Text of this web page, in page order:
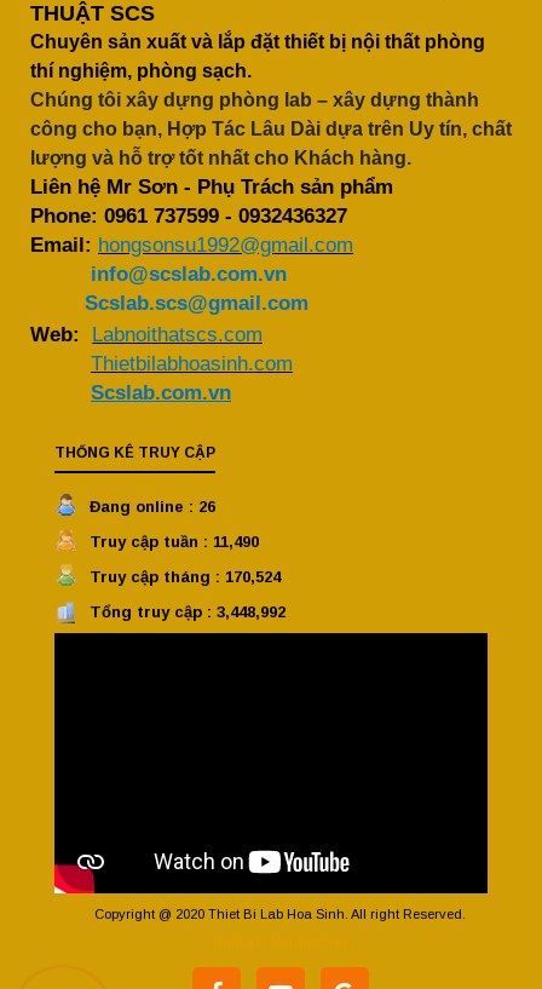
THUẬT SCS
Chuyên sản xuất và lắp đặt thiết bị nội thất phòng
thí nghiệm, phòng sạch.
Chúng tôi xây dựng phòng lab – xây dựng thành
công cho bạn, Hợp Tác Lâu Dài dựa trên Uy tín, chất
lượng và hỗ trợ tốt nhất cho Khách hàng.
Liên hệ Mr Sơn - Phụ Trách sản phẩm
Phone: 0961 737599 - 0932436327
Email: hongsonsu1992@gmail.com
info@scslab.com.vn
Scslab.scs@gmail.com
Web: Labnoithatscs.com
Thietbilabhoasinh.com
Scslab.com.vn
THỐNG KÊ TRUY CẬP
Đang online : 26
Truy cập tuần : 11,490
Truy cập tháng : 170,524
Tổng truy cập : 3,448,992
Copyright @ 2020 Thiet Bi Lab Hoa Sinh. All right Reserved.